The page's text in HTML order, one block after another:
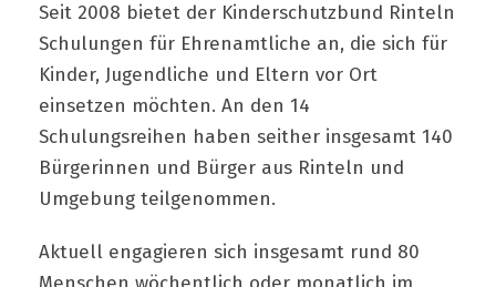
Seit 2008 bietet der Kinderschutzbund Rinteln
Schulungen für Ehrenamtliche an, die sich für
Kinder, Jugendliche und Eltern vor Ort
einsetzen möchten. An den 14
Schulungsreihen haben seither insgesamt 140
Bürgerinnen und Bürger aus Rinteln und
Umgebung teilgenommen.
Aktuell engagieren sich insgesamt rund 80